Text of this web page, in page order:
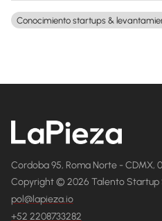
Conocimiento startups &
Cordoba 95, Roma Norte - CDMX,
Copyright © 2026 Talento Startup
pol@lapieza.io
+52 2208733282